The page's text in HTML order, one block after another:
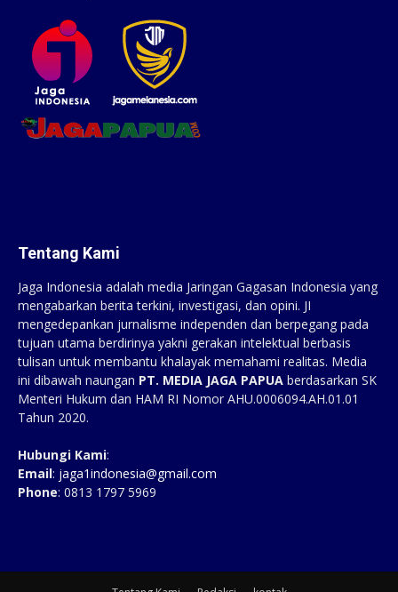
Tentang Kami
Jaga Indonesia adalah media Jaringan Gagasan Indonesia yang
mengabarkan berita terkini, investigasi, dan opini. JI
mengedepankan jurnalisme independen dan berpegang pada
tujuan utama berdirinya yakni gerakan intelektual berbasis
tulisan untuk membantu khalayak memahami realitas. Media
ini dibawah naungan PT. MEDIA JAGA PAPUA berdasarkan SK
Menteri Hukum dan HAM RI Nomor AHU.0006094.AH.01.01
Tahun 2020.
Hubungi Kami:
Email: jaga1indonesia@gmail.com
Phone: 0813 1797 5969